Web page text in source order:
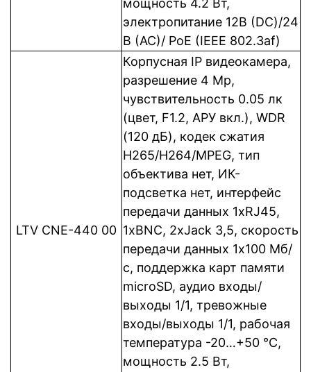
мощность 4.2 Вт,
электропитание 12В (DC)/24
В (АС)/ PoE (IEEE 802.3af)
LTV CNE-440 00
Корпусная IP видеокамера,
разрешение 4 Mp,
чувствительность 0.05 лк
(цвет, F1.2, АРУ вкл.), WDR
(120 дБ), кодек сжатия
Н265/H264/MPEG, тип
объектива нет, ИК-
подсветка нет, интерфейс
передачи данных 1xRJ45,
1xBNC, 2xJack 3,5, cкорость
передачи данных 1x100 Мб/
с, поддержка карт памяти
microSD, аудио входы/
выходы 1/1, тревожные
входы/выходы 1/1, рабочая
температура -20…+50 °C,
мощность 2.5 Вт,